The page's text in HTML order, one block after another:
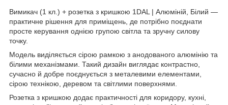
Вимикач (1 кл.) + розетка з кришкою 1DAL | Алюміній, Білий —
практичне рішення для приміщень, де потрібно поєднати
просте керування однією групою світла та зручну силову
точку.
Модель виділяється сірою рамкою з анодованого алюмінію та
білими механізмами. Такий дизайн виглядає контрастно,
сучасно й добре поєднується з металевими елементами,
сірою технікою, деревом та світлими поверхнями.
Розетка з кришкою додає практичності для коридору, кухні,